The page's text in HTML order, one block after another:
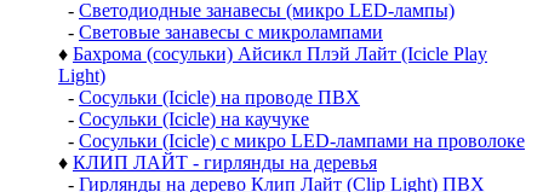
- Светодиодные занавесы (микро LED-лампы)
- Световые занавесы с микролампами
♦ Бахрома (сосульки) Айсикл Плэй Лайт (Icicle Play
Light)
- Сосульки (Icicle) на проводе ПВХ
- Сосульки (Icicle) на каучуке
- Сосульки (Icicle) с микро LED-лампами на проволоке
♦ КЛИП ЛАЙТ - гирлянды на деревья
- Гирлянды на дерево Клип Лайт (Clip Light) ПВХ